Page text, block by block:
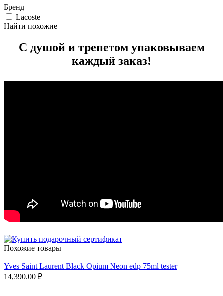
Бренд
Lacoste
Найти похожие
С душой и трепетом упаковываем
каждый заказ!
Похожие товары
Yves Saint Laurent Black Opium Neon edp 75ml tester
14,390.00 ₽